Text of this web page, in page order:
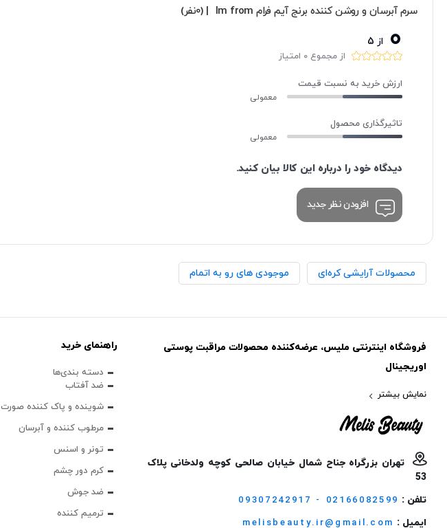
سرم آبرسان و روشن کننده برنج آیم فرام Im from | (0نفر)
0 از 5
از مجموع 0 امتیاز
ارزش خرید به نسبت قیمت
معمولی
تاثیرگذاری محصول
معمولی
دیدگاه خود را درباره این کالا بیان کنید.
افزودن نظر جدید
محصولات آرایشی کره‌ای موجودی های رو به اتمام
فروشگاه اینترنتی ملیس، عرضه‌کننده محصولات مراقبت پوستی
اوریجینال
نمایش بیشتر
تهران بزرگراه جناح شمال خیابان صالحی کوچه ولدخانی پلاک
53
تلفن : 09307242917 - 02166082599
ایمیل : melisbeauty.ir@gmail.com
راهنمای خرید
دسته بندی‌ها
ضد آفتاب
شوینده و پاک‌ کننده صورت
مرطوب کننده و آبرسان
تونر و اسنس
کرم دور چشم
ضد جوش
ترمیم کننده